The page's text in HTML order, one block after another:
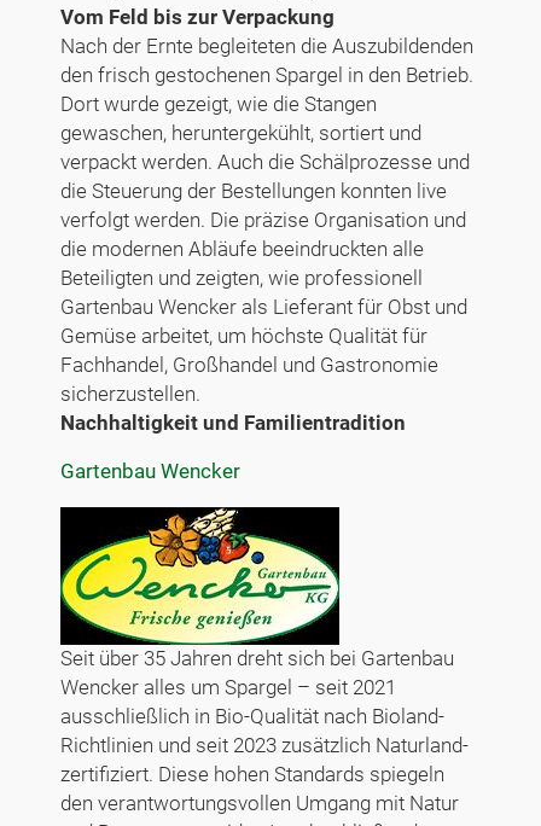
Vom Feld bis zur Verpackung
Nach der Ernte begleiteten die Auszubildenden
den frisch gestochenen Spargel in den Betrieb.
Dort wurde gezeigt, wie die Stangen
gewaschen, heruntergekühlt, sortiert und
verpackt werden. Auch die Schälprozesse und
die Steuerung der Bestellungen konnten live
verfolgt werden. Die präzise Organisation und
die modernen Abläufe beeindruckten alle
Beteiligten und zeigten, wie professionell
Gartenbau Wencker als Lieferant für Obst und
Gemüse arbeitet, um höchste Qualität für
Fachhandel, Großhandel und Gastronomie
sicherzustellen.
Nachhaltigkeit und Familientradition
Gartenbau Wencker
Seit über 35 Jahren dreht sich bei Gartenbau
Wencker alles um Spargel – seit 2021
ausschließlich in Bio-Qualität nach Bioland-
Richtlinien und seit 2023 zusätzlich Naturland-
zertifiziert. Diese hohen Standards spiegeln
den verantwortungsvollen Umgang mit Natur